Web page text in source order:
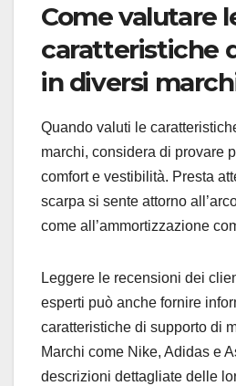
Come valutare
caratteristiche
in diversi
Quando valuti le
marchi, considera di provare
comfort e vestibilità. Presta
scarpa si sente attorno
come all’ammortizzazione
Leggere le recensioni dei
esperti può anche fornire
caratteristiche di supporto di
Marchi come Nike, Adidas e
descrizioni dettagliate delle